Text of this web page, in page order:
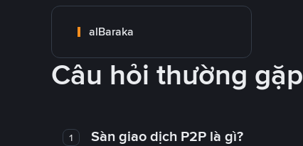
alBaraka
Câu hỏi thường gặp
1 Sàn giao dịch P2P là gì?